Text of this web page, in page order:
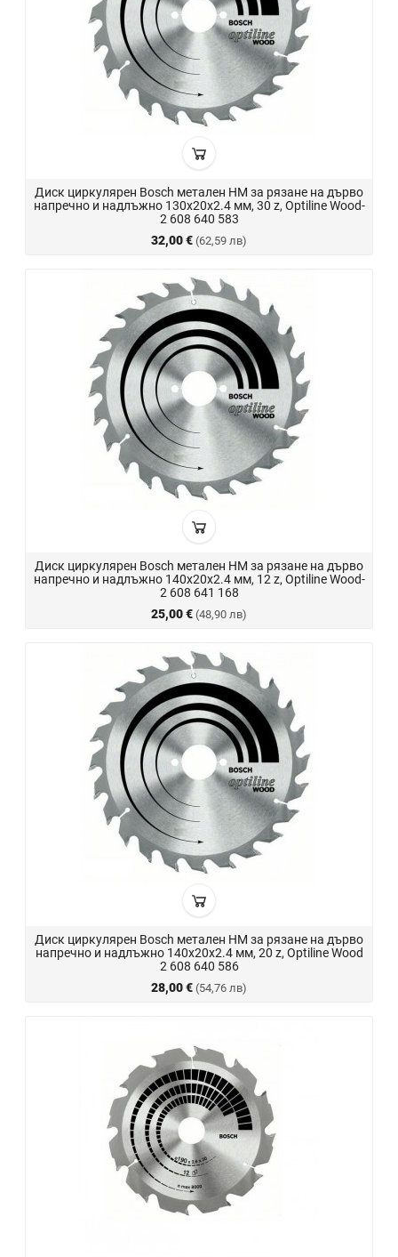
Диск циркулярен Bosch метален HM за рязане на дърво
напречно и надлъжно 130x20x2.4 мм, 30 z, Optiline Wood-
2 608 640 583
32,00 € (62,59 лв)
Диск циркулярен Bosch метален HM за рязане на дърво
напречно и надлъжно 140x20x2.4 мм, 12 z, Optiline Wood-
2 608 641 168
25,00 € (48,90 лв)
Диск циркулярен Bosch метален HM за рязане на дърво
напречно и надлъжно 140x20x2.4 мм, 20 z, Optiline Wood
2 608 640 586
28,00 € (54,76 лв)